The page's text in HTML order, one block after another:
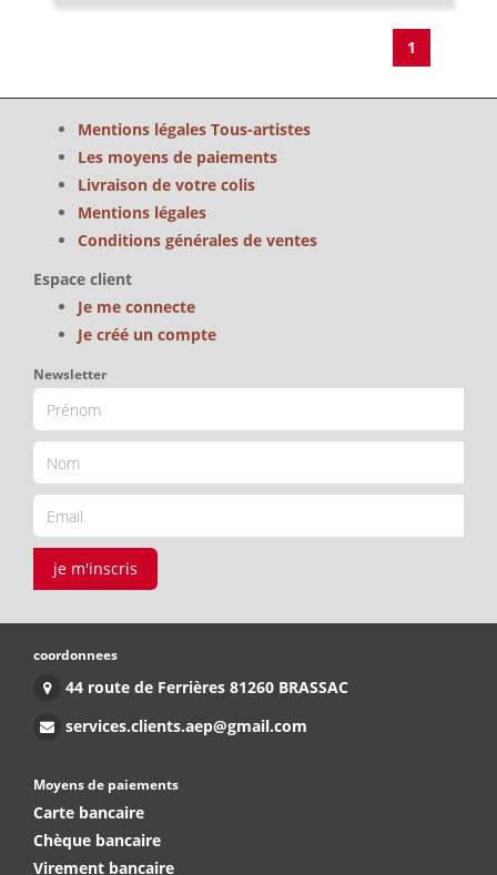
1
Mentions légales Tous-artistes
Les moyens de paiements
Livraison de votre colis
Mentions légales
Conditions générales de ventes
Espace client
Je me connecte
Je créé un compte
Newsletter
je m'inscris
coordonnees
44 route de Ferrières 81260 BRASSAC
services.clients.aep@gmail.com
Moyens de paiements
Carte bancaire
Chèque bancaire
Virement bancaire